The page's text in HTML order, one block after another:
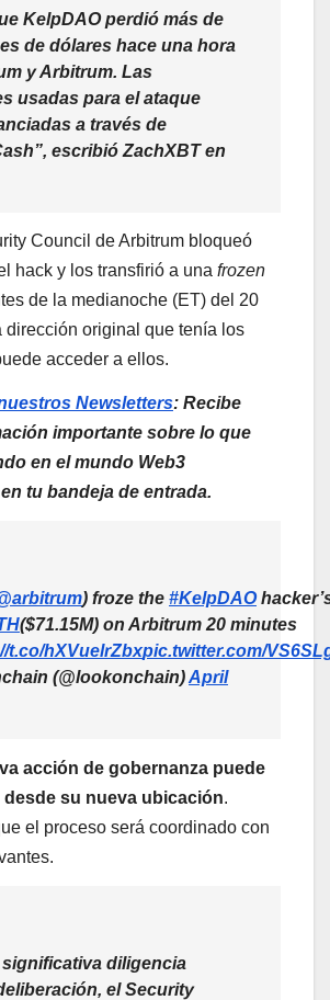
KelpDAO perdió más de
de dólares hace una hora
y Arbitrum. Las
usadas para el ataque
a través de
escribió ZachXBT en
Council de Arbitrum bloqueó
hack y los transfirió a una frozen
de la medianoche (ET) del 20
dirección original que tenía los
acceder a ellos.
Newsletters: Recibe
importante sobre lo que
en el mundo Web3
tu bandeja de entrada.
) froze the #KelpDAO
($71.15M) on Arbitrum 20 minutes
t.co/hXVuelrZbxpic.twitter.com/
(@lookonchain)April
acción de gobernanza puede
desde su nueva ubicación.
el proceso será coordinado con
significativa diligencia
el Security